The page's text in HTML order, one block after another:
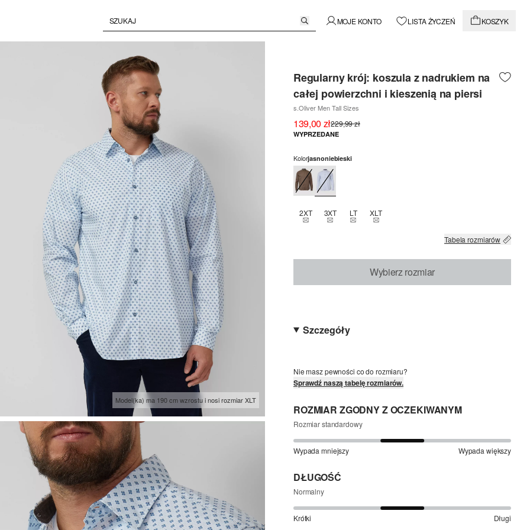
MOJE KONTO LISTA ŻYCZEŃ KOSZYK
Model(ka) ma 190 cm wzrostu i nosi rozmiar XLT
Regularny krój: koszula z nadrukiem na
całej powierzchni i kieszenią na piersi
s.Oliver Men Tall Sizes
139,00 zł229,99 zł
WYPRZEDANE
Kolorjasnoniebieski
2XTTEN ROZMIAR JEST OBECNIE NIEDOSTĘPNY
3XTTEN ROZMIAR JEST OBECNIE NIEDOSTĘPNY
LT
TEN ROZMIAR JEST OBECNIE NIEDOSTĘPNY
XLTTEN ROZMIAR JEST OBECNIE NIEDOSTĘPNY
Tabela rozmiarów
Wybierz rozmiar
Szczegóły
Nie masz pewności co do rozmiaru?
Sprawdź naszą tabelę rozmiarów.
ROZMIAR ZGODNY Z OCZEKIWANYM
Rozmiar standardowy
Wypada mniejszy Wypada większy
DŁUGOŚĆ
Normalny
Krótki Długi